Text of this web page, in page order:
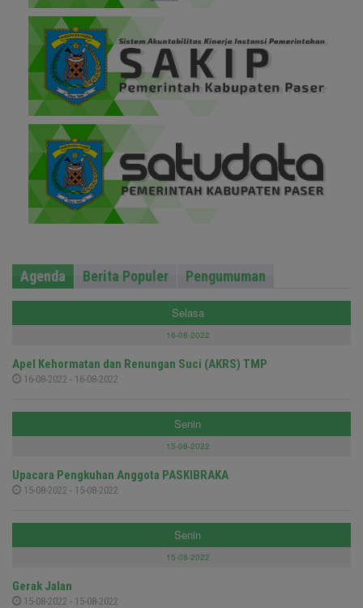
Agenda Berita Populer Pengumuman
Selasa
16-08-2022
Apel Kehormatan dan Renungan Suci (AKRS) TMP
16-08-2022 - 16-08-2022
Senin
15-08-2022
Upacara Pengkuhan Anggota PASKIBRAKA
15-08-2022 - 15-08-2022
Senin
15-08-2022
Gerak Jalan
15-08-2022 - 15-08-2022